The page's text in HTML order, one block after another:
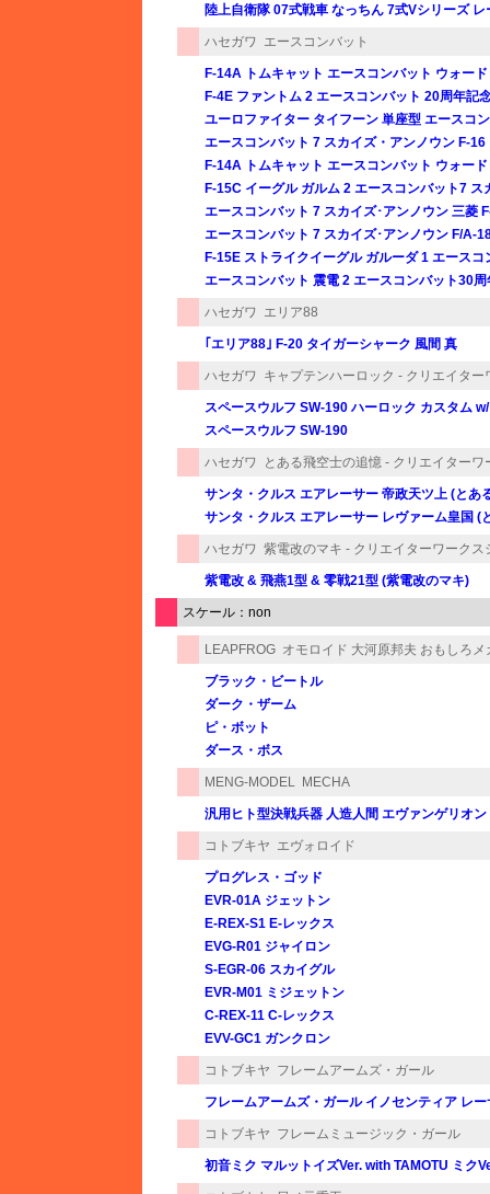
陸上自衛隊 07式戦車 なっちん 7式Vシリーズ
ハセガワ エースコンバット
F-14A トムキャット エースコンバット ウォー
F-4E ファントム 2 エースコンバット 20周年記
ユーロファイター タイフーン 単座型 エースコ
エースコンバット 7 スカイズ・アンノウン F-
F-14A トムキャット エースコンバット ウォー
F-15C イーグル ガルム 2 エースコンバット7 ス
エースコンバット 7 スカイズ･アンノウン 三菱
エースコンバット 7 スカイズ･アンノウン F/A-
F-15E ストライクイーグル ガルーダ 1 エース
エースコンバット 震電 2 エースコンバット30
ハセガワ エリア88
｢エリア88｣ F-20 タイガーシャーク 風間 真
ハセガワ キャプテンハーロック - クリエイター
スペースウルフ SW-190 ハーロック カスタム
スペースウルフ SW-190
ハセガワ とある飛空士の追憶 - クリエイターワ
サンタ・クルス エアレーサー 帝政天ツ上 (とあ
サンタ・クルス エアレーサー レヴァーム皇国 (
ハセガワ 紫電改のマキ - クリエイターワークス
紫電改 & 飛燕1型 & 零戦21型 (紫電改のマキ)
スケール：non
LEAPFROG オモロイド 大河原邦夫 おもしろメ
ブラック・ビートル
ダーク・ザーム
ピ・ボット
ダース・ボス
MENG-MODEL MECHA
汎用ヒト型決戦兵器 人造人間 エヴァンゲリオ
コトブキヤ エヴォロイド
プログレス・ゴッド
EVR-01A ジェットン
E-REX-S1 E-レックス
EVG-R01 ジャイロン
S-EGR-06 スカイグル
EVR-M01 ミジェットン
C-REX-11 C-レックス
EVV-GC1 ガンクロン
コトブキヤ フレームアームズ・ガール
フレームアームズ・ガール イノセンティア レ
コトブキヤ フレームミュージック・ガール
初音ミク マルットイズVer. with TAMOTU ミク